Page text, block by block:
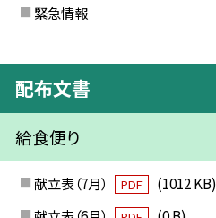
緊急情報
配布文書
給食便り
献立表（7月） PDF
(1012 KB)